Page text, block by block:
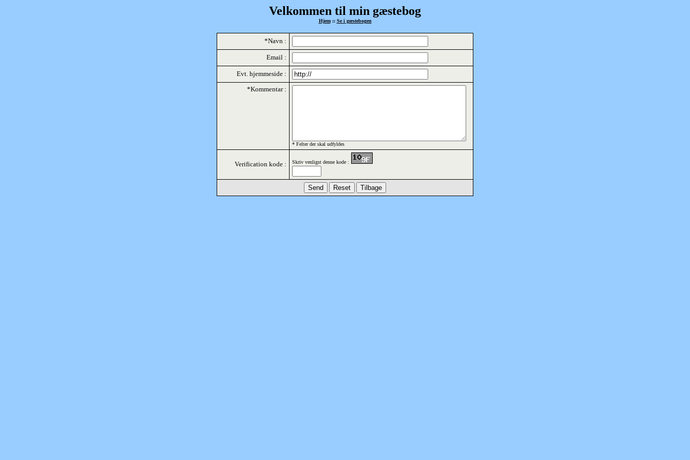
Velkommen til min gæstebog
Hjem:: Se i gœstebogen
*Navn :
Email :
Evt. hjemmeside :
*Kommentar :
* Felter der skal udfyldes
Verification kode : Skriv venligst denne kode :